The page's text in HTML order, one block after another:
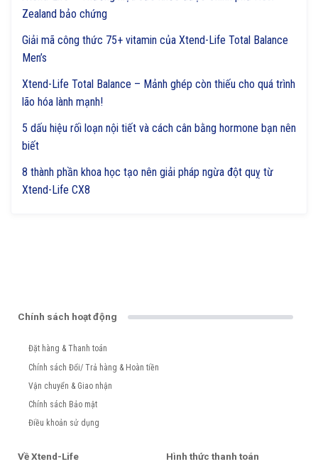
Zealand bảo chứng
Giải mã công thức 75+ vitamin của Xtend-Life Total Balance
Men’s
Xtend-Life Total Balance – Mảnh ghép còn thiếu cho quá trình
lão hóa lành mạnh!
5 dấu hiệu rối loạn nội tiết và cách cân bằng hormone bạn nên
biết
8 thành phần khoa học tạo nên giải pháp ngừa đột quỵ từ
Xtend-Life CX8
Chính sách hoạt động
Đặt hàng & Thanh toán
Chính sách Đổi/ Trả hàng & Hoàn tiền
Vận chuyển & Giao nhận
Chính sách Bảo mật
Điều khoản sử dụng
Về Xtend-Life Hình thức thanh toán